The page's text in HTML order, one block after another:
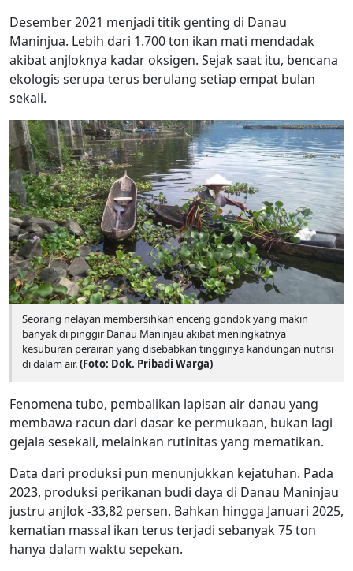
Desember 2021 menjadi titik genting di Danau
Maninjua. Lebih dari 1.700 ton ikan mati mendadak
akibat anjloknya kadar oksigen. Sejak saat itu, bencana
ekologis serupa terus berulang setiap empat bulan
sekali.
Seorang nelayan membersihkan enceng gondok yang makin
banyak di pinggir Danau Maninjau akibat meningkatnya
kesuburan perairan yang disebabkan tingginya kandungan nutrisi
di dalam air.(Foto: Dok. Pribadi Warga)
Fenomena tubo, pembalikan lapisan air danau yang
membawa racun dari dasar ke permukaan, bukan lagi
gejala sesekali, melainkan rutinitas yang mematikan.
Data dari produksi pun menunjukkan kejatuhan. Pada
2023, produksi perikanan budi daya di Danau Maninjau
justru anjlok -33,82 persen. Bahkan hingga Januari 2025,
kematian massal ikan terus terjadi sebanyak 75 ton
hanya dalam waktu sepekan.